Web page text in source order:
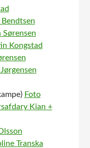
Sørensen
Kongstad
Foto
Kian +
Transka